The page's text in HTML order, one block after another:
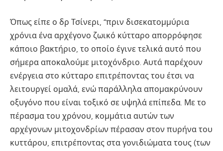
Όπως είπε ο δρ Τσίνερι, “πριν δισεκατομμύρια
χρόνια ένα αρχέγονο ζωικό κύτταρο απορρόφησε
κάποιο βακτήριο, το οποίο έγινε τελικά αυτό που
σήμερα αποκαλούμε μιτοχόνδριο. Αυτά παρέχουν
ενέργεια στο κύτταρο επιτρέποντας του έτσι να
λειτουργεί ομαλά, ενώ παράλληλα απομακρύνουν
οξυγόνο που είναι τοξικό σε υψηλά επίπεδα. Με το
πέρασμα του χρόνου, κομμάτια αυτών των
αρχέγονων μιτοχονδρίων πέρασαν στον πυρήνα του
κυττάρου, επιτρέποντας στα γονιδιώματα τους (των